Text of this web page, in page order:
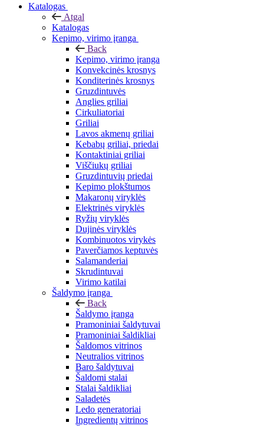
Katalogas
Atgal
Katalogas
Kepimo, virimo įranga
Back
Kepimo, virimo įranga
Konvekcinės krosnys
Konditerinės krosnys
Gruzdintuvės
Anglies griliai
Cirkuliatoriai
Griliai
Lavos akmenų griliai
Kebabų griliai, priedai
Kontaktiniai griliai
Viščiukų griliai
Gruzdintuvių priedai
Kepimo plokštumos
Makaronų viryklės
Elektrinės viryklės
Ryžių viryklės
Dujinės viryklės
Kombinuotos virykės
Paverčiamos keptuvės
Salamanderiai
Skrudintuvai
Virimo katilai
Šaldymo įranga
Back
Šaldymo įranga
Pramoniniai šaldytuvai
Pramoniniai šaldikliai
Šaldomos vitrinos
Neutralios vitrinos
Baro šaldytuvai
Šaldomi stalai
Stalai šaldikliai
Saladetės
Ledo generatoriai
Ingredientų vitrinos